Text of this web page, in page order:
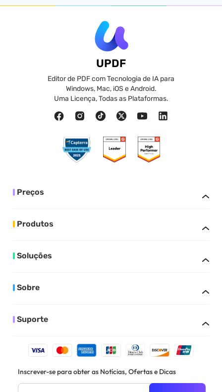
UPDF
Editor de PDF com Tecnologia de IA para
Windows, Mac, iOS e Android.
Uma Licença, Todas as Plataformas.
Preços
Produtos
Soluções
Sobre
Suporte
Inscrever-se para obter as Notícias, Ofertas e Dicas